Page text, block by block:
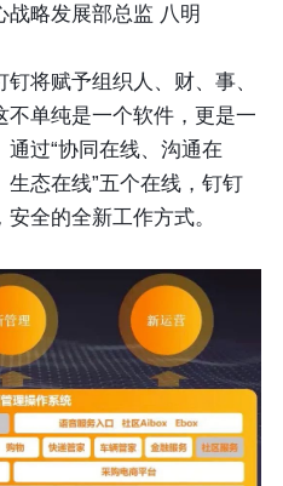
战略发展部总监 八明
将赋予组织人、财、事、
单纯是一个软件，更是一
过“协同在线、沟通在
态在线”五个在线，钉钉
全的全新工作方式。